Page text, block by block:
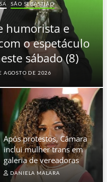
SÃO SEBASTIÃO
humorista e
o espetáculo
sábado (8)
AGOSTO DE 2026
Após protestos, Câmara
inclui mulher trans em
galeria de vereadoras
DANIELA MALARA